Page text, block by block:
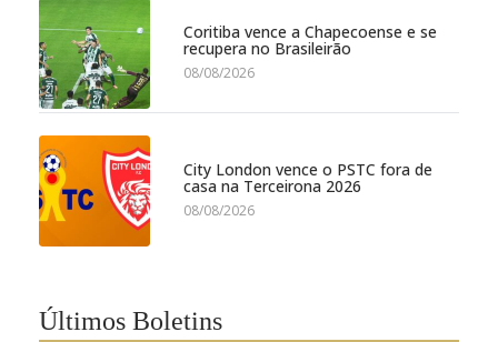
Coritiba vence a Chapecoense e se
recupera no Brasileirão
08/08/2026
City London vence o PSTC fora de
casa na Terceirona 2026
08/08/2026
Últimos Boletins